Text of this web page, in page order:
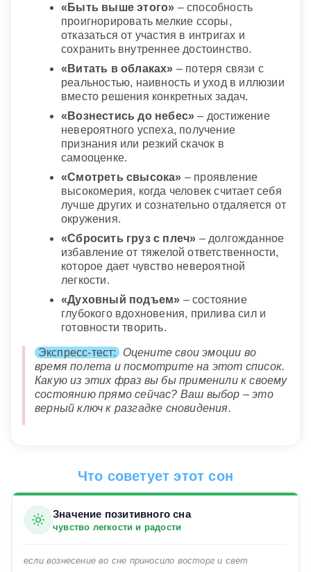
«Быть выше этого» – способность
проигнорировать мелкие ссоры,
отказаться от участия в интригах и
сохранить внутреннее достоинство.
«Витать в облаках» – потеря связи с
реальностью, наивность и уход в иллюзии
вместо решения конкретных задач.
«Вознестись до небес» – достижение
невероятного успеха, получение
признания или резкий скачок в
самооценке.
«Смотреть свысока» – проявление
высокомерия, когда человек считает себя
лучше других и сознательно отдаляется от
окружения.
«Сбросить груз с плеч» – долгожданное
избавление от тяжелой ответственности,
которое дает чувство невероятной
легкости.
«Духовный подъем» – состояние
глубокого вдохновения, прилива сил и
готовности творить.
Экспресс-тест:
Оцените свои эмоции во
время полета и посмотрите на этот список.
Какую из этих фраз вы бы применили к своему
состоянию прямо сейчас? Ваш выбор – это
верный ключ к разгадке сновидения.
Что советует этот сон
Значение позитивного сна
чувство легкости и радости
если вознесение во сне приносило восторг и свет